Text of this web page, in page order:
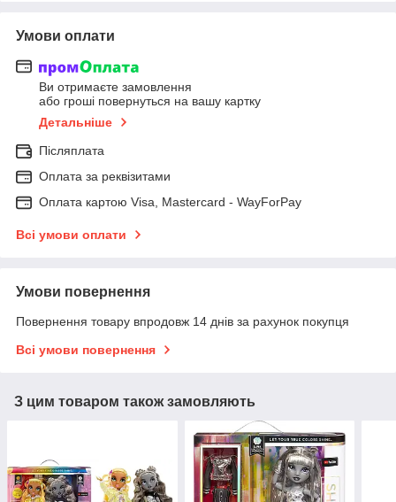
Умови оплати
Ви отримаєте замовлення
або гроші повернуться на вашу картку
Детальніше
Післяплата
Оплата за реквізитами
Оплата картою Visa, Mastercard - WayForPay
Всі умови оплати
Умови повернення
Повернення товару впродовж 14 днів за рахунок покупця
Всі умови повернення
З цим товаром також замовляють